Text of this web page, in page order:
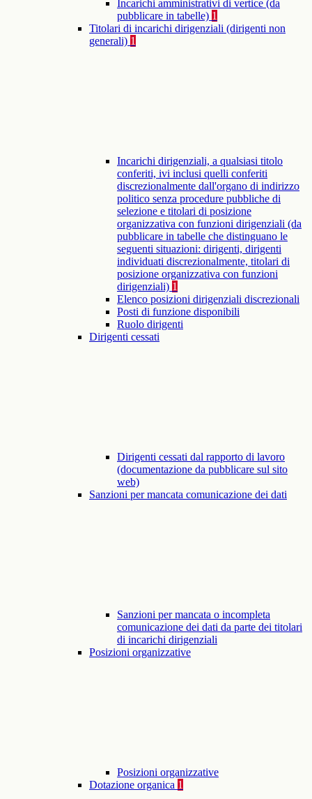
Incarichi amministrativi di vertice (da
pubblicare in tabelle) 1
Titolari di incarichi dirigenziali (dirigenti non
generali) 1
Incarichi dirigenziali, a qualsiasi titolo
conferiti, ivi inclusi quelli conferiti
discrezionalmente dall'organo di indirizzo
politico senza procedure pubbliche di
selezione e titolari di posizione
organizzativa con funzioni dirigenziali (da
pubblicare in tabelle che distinguano le
seguenti situazioni: dirigenti, dirigenti
individuati discrezionalmente, titolari di
posizione organizzativa con funzioni
dirigenziali) 1
Elenco posizioni dirigenziali discrezionali
Posti di funzione disponibili
Ruolo dirigenti
Dirigenti cessati
Dirigenti cessati dal rapporto di lavoro
(documentazione da pubblicare sul sito
web)
Sanzioni per mancata comunicazione dei dati
Sanzioni per mancata o incompleta
comunicazione dei dati da parte dei titolari
di incarichi dirigenziali
Posizioni organizzative
Posizioni organizzative
Dotazione organica 1